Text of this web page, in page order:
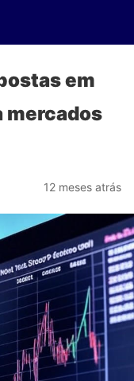
em
mercados
12 meses atrás